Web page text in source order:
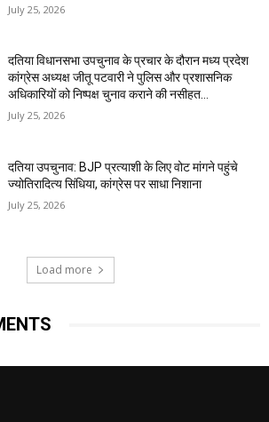
July 25, 2026
दतिया विधानसभा उपचुनाव के प्रचार के दौरान मध्य प्रदेश
कांग्रेस अध्यक्ष जीतू पटवारी ने पुलिस और प्रशासनिक
अधिकारियों को निष्पक्ष चुनाव कराने की नसीहत...
July 25, 2026
दतिया उपचुनाव: BJP प्रत्याशी के लिए वोट मांगने पहुंचे
ज्योतिरादित्य सिंधिया, कांग्रेस पर साधा निशाना
July 25, 2026
Load more